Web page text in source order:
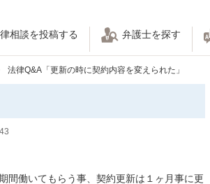
相談を投稿する 弁護士を探す
法律Q&A「更新の時に契約内容を変えられた」
間働いてもらう事、契約更新は１ヶ月事に更